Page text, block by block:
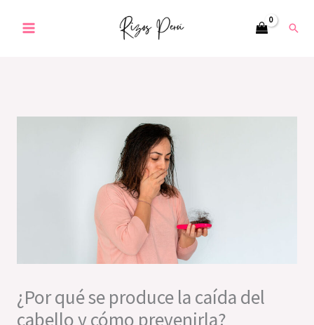
¿Por qué se produce la caída del
cabello y cómo prevenirla?